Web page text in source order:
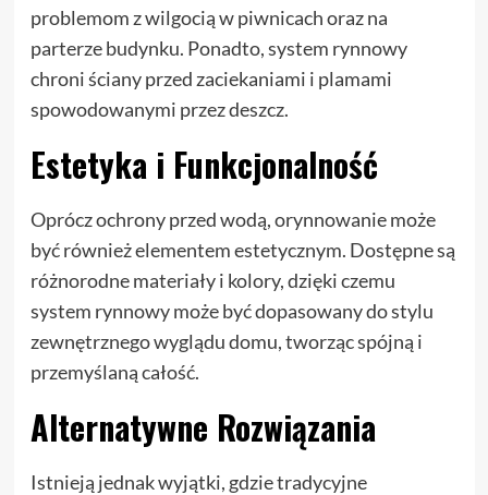
problemom z wilgocią w piwnicach oraz na
parterze budynku. Ponadto, system rynnowy
chroni ściany przed zaciekaniami i plamami
spowodowanymi przez deszcz.
Estetyka i Funkcjonalność
Oprócz ochrony przed wodą, orynnowanie może
być również elementem estetycznym. Dostępne są
różnorodne materiały i kolory, dzięki czemu
system rynnowy może być dopasowany do stylu
zewnętrznego wyglądu domu, tworząc spójną i
przemyślaną całość.
Alternatywne Rozwiązania
Istnieją jednak wyjątki, gdzie tradycyjne